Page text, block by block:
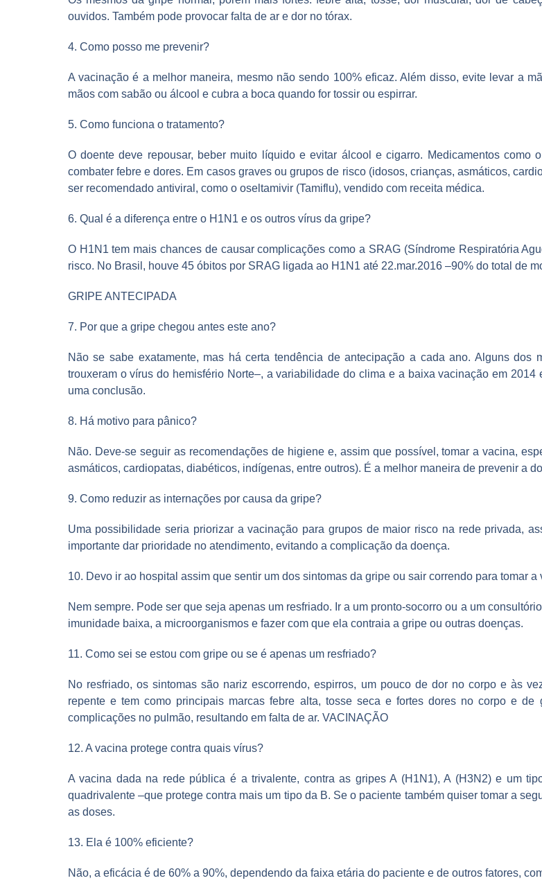
ouvidos. Também pode provocar falta de ar e dor no tórax.
4. Como posso me prevenir?
A vacinação é a melhor maneira, mesmo não sendo 100% eficaz. Além disso, evite levar a
mãos com sabão ou álcool e cubra a boca quando for tossir ou espirrar.
5. Como funciona o tratamento?
O doente deve repousar, beber muito líquido e evitar álcool e cigarro. Medicamentos como
combater febre e dores. Em casos graves ou grupos de risco (idosos, crianças, asmáticos,
ser recomendado antiviral, como o oseltamivir (Tamiflu), vendido com receita médica.
6. Qual é a diferença entre o H1N1 e os outros vírus da gripe?
O H1N1 tem mais chances de causar complicações como a SRAG (Síndrome Respiratória
risco. No Brasil, houve 45 óbitos por SRAG ligada ao H1N1 até 22.mar.2016 –90% do total de
GRIPE ANTECIPADA
7. Por que a gripe chegou antes este ano?
Não se sabe exatamente, mas há certa tendência de antecipação a cada ano. Alguns dos
trouxeram o vírus do hemisfério Norte–, a variabilidade do clima e a baixa vacinação em
uma conclusão.
8. Há motivo para pânico?
Não. Deve-se seguir as recomendações de higiene e, assim que possível, tomar a vacina,
asmáticos, cardiopatas, diabéticos, indígenas, entre outros). É a melhor maneira de prevenir a
9. Como reduzir as internações por causa da gripe?
Uma possibilidade seria priorizar a vacinação para grupos de maior risco na rede privada,
importante dar prioridade no atendimento, evitando a complicação da doença.
10. Devo ir ao hospital assim que sentir um dos sintomas da gripe ou sair correndo para tomar a
Nem sempre. Pode ser que seja apenas um resfriado. Ir a um pronto-socorro ou a um
imunidade baixa, a microorganismos e fazer com que ela contraia a gripe ou outras doenças.
11. Como sei se estou com gripe ou se é apenas um resfriado?
No resfriado, os sintomas são nariz escorrendo, espirros, um pouco de dor no corpo e às
repente e tem como principais marcas febre alta, tosse seca e fortes dores no corpo e de
complicações no pulmão, resultando em falta de ar. VACINAÇÃO
12. A vacina protege contra quais vírus?
A vacina dada na rede pública é a trivalente, contra as gripes A (H1N1), A (H3N2) e um
quadrivalente –que protege contra mais um tipo da B. Se o paciente também quiser tomar a
as doses.
13. Ela é 100% eficiente?
Não, a eficácia é de 60% a 90%, dependendo da faixa etária do paciente e de outros fatores,